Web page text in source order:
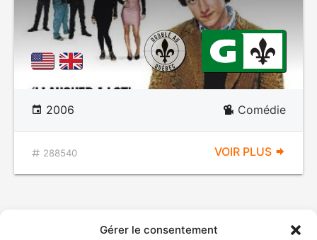
Gérer le consentement
2006 Comédie
288540 VOIR PLUS